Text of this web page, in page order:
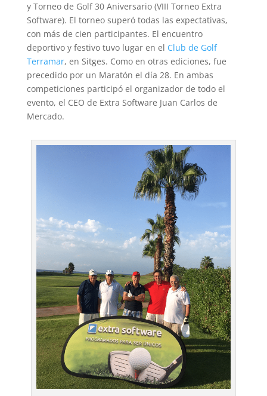
y Torneo de Golf 30 Aniversario (VIII Torneo Extra
Software). El torneo superó todas las expectativas,
con más de cien participantes. El encuentro
deportivo y festivo tuvo lugar en el Club de Golf
Terramar, en Sitges. Como en otras ediciones, fue
precedido por un Maratón el día 28. En ambas
competiciones participó el organizador de todo el
evento, el CEO de Extra Software Juan Carlos de
Mercado.